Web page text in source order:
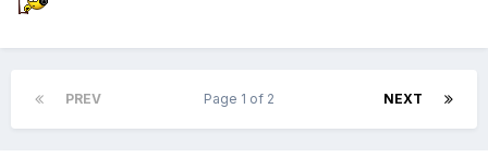
PREV NEXT
Page 1 of 2